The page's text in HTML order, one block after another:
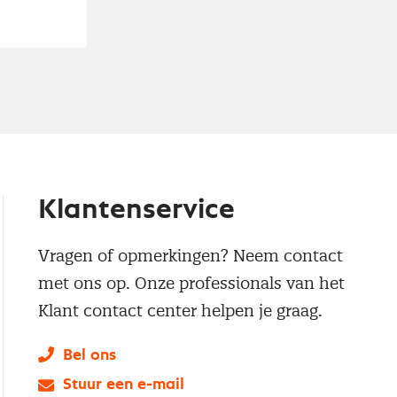
Klantenservice
Vragen of opmerkingen? Neem contact
met ons op. Onze professionals van het
Klant contact center helpen je graag.
Bel ons
Stuur een e-mail